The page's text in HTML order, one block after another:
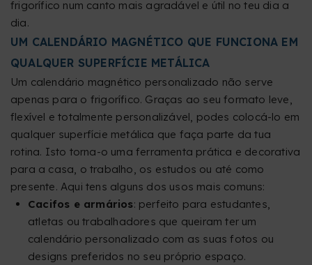
frigorífico num canto mais agradável e útil no teu dia a
dia.
UM CALENDÁRIO MAGNÉTICO QUE FUNCIONA EM
QUALQUER SUPERFÍCIE METÁLICA
Um calendário magnético personalizado não serve
apenas para o frigorífico. Graças ao seu formato leve,
flexível e totalmente personalizável, podes colocá-lo em
qualquer superfície metálica que faça parte da tua
rotina. Isto torna-o uma ferramenta prática e decorativa
para a casa, o trabalho, os estudos ou até como
presente. Aqui tens alguns dos usos mais comuns:
Cacifos e armários: perfeito para estudantes,
atletas ou trabalhadores que queiram ter um
calendário personalizado com as suas fotos ou
designs preferidos no seu próprio espaço.